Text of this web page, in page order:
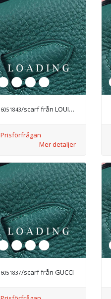
6051843/scarf från LOUIS VUITTON
Prisförfrågan
Mer detaljer
6051837/scarf från GUCCI